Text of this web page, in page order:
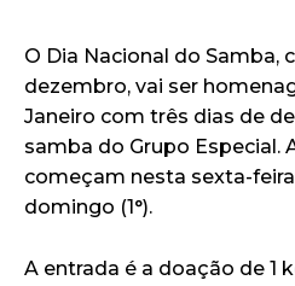
O Dia Nacional do Samba,
dezembro, vai ser
Janeiro com três dias de
samba do Grupo Especial.
começam nesta sexta-
domingo (1°).
A entrada é a doação de 1